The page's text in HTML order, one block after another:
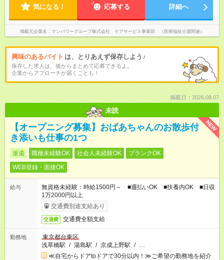
気になる！ 応募する 詳細へ
掲載元企業名 マンパワーグループ株式会社 ケアサービス事業部 （医療福祉介護関連）
興味のあるバイト は、とりあえず保存しよう♪
保存した求人は、後からまとめて応募できるよ。
企業からアプローチが届くことも！
掲載日：2026.08.07
未読
NEW
【オープニング募集】おばあちゃんのお散歩付
き添いも仕事の1つ
派遣 職種未経験OK 社会人未経験OK
ブランクOK
WEB登録・面接OK
給与
無資格未経験：時給1500円～ ■週払いOK ■扶養内OK ■日収
1万2000円以上
交通費別途支給あり
交通費 交通費全額支給
勤務地
東京都台東区
浅草橋駅 / 湯島駅 / 京成上野駅 / …
≪自宅からドアtoドアで30分以内！≫ご希望の勤務地を紹介